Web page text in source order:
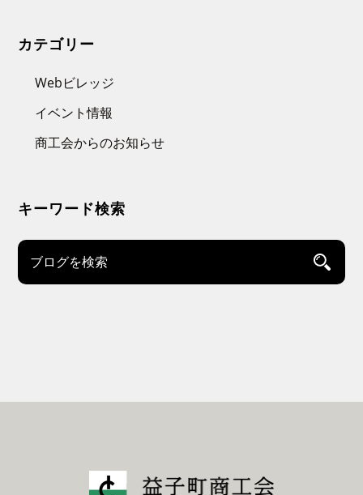
カテゴリー
Webビレッジ
イベント情報
商工会からのお知らせ
キーワード検索